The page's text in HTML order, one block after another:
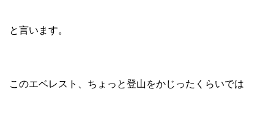
と言います。
このエベレスト、ちょっと登山をかじったくらいでは